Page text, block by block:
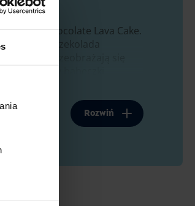
Chocolate Lava Cake.
właśnie czekolada
80%. Nie bez znaczenia
masło niż margaryna.
Rozwiń